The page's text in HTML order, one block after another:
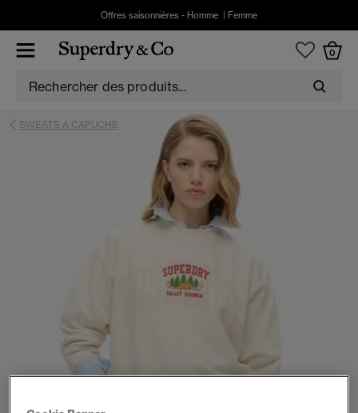
Offres saisonnières - Homme Femme
0
SWEATS A CAPUCHE